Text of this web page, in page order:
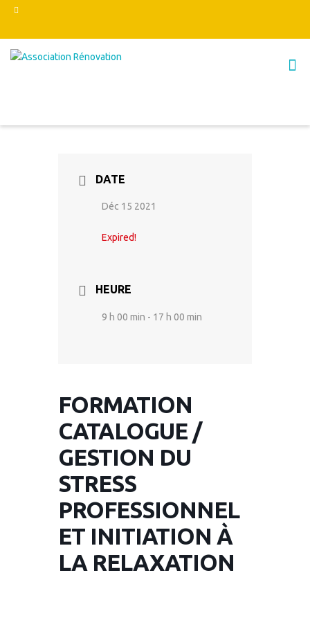
DATE
Déc 15 2021
Expired!
HEURE
9 h 00 min - 17 h 00 min
FORMATION
CATALOGUE /
GESTION DU
STRESS
PROFESSIONNEL
ET INITIATION À
LA RELAXATION